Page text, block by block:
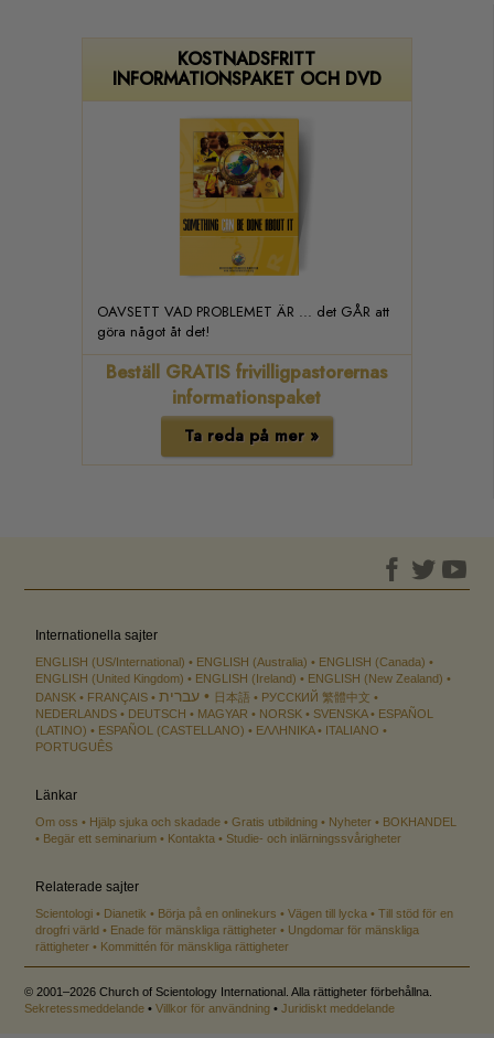
KOSTNADSFRITT
INFORMATIONSPAKET OCH DVD
OAVSETT VAD PROBLEMET ÄR ... det GÅR att
göra något åt det!
Beställ GRATIS frivilligpastorernas
informationspaket
Ta reda på mer »
Internationella sajter
ENGLISH (US/International) ENGLISH (Australia)
ENGLISH (Canada)
ENGLISH (United Kingdom)
ENGLISH (Ireland)
ENGLISH (New Zealand)
DANSK
FRANÇAIS עברית 日本語 РУССКИЙ 繁體中文
NEDERLANDS
DEUTSCH MAGYAR NORSK SVENSKA
ESPAÑOL
(LATINO)
ESPAÑOL (CASTELLANO) ΕΛΛΗΝΙΚA
ITALIANO
PORTUGUÊS
Länkar
Om oss Hjälp sjuka och skadade Gratis utbildning Nyheter
BOKHANDEL
Begär ett seminarium
Kontakta Studie- och inlärningssvårigheter
Relaterade sajter
Scientologi Dianetik Börja på en onlinekurs Vägen till lycka
Till stöd för en
drogfri värld
Enade för mänskliga rättigheter
Ungdomar för mänskliga
rättigheter
Kommittén för mänskliga rättigheter
© 2001–2026 Church of Scientology International. Alla rättigheter förbehållna.
Sekretessmeddelande •Villkor för användning •Juridiskt meddelande